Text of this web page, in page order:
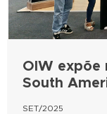
OIW expõe
South
SET/2025